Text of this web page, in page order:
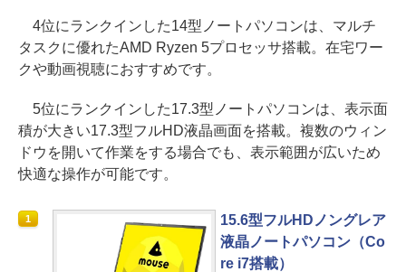
4位にランクインした14型ノートパソコンは、マルチ
タスクに優れたAMD Ryzen 5プロセッサ搭載。在宅ワー
クや動画視聴におすすめです。
5位にランクインした17.3型ノートパソコンは、表示面
積が大きい17.3型フルHD液晶画面を搭載。複数のウィン
ドウを開いて作業をする場合でも、表示範囲が広いため
快適な操作が可能です。
1
15.6型フルHDノングレア
液晶ノートパソコン（Co
re i7搭載）